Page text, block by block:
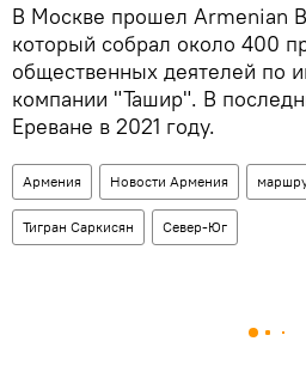
В Москве прошел Armenian
который собрал около 400
общественных деятелей по
компании "Ташир". В
Ереване в 2021 году.
Армения Новости Армения
Тигран Саркисян Север-Юг